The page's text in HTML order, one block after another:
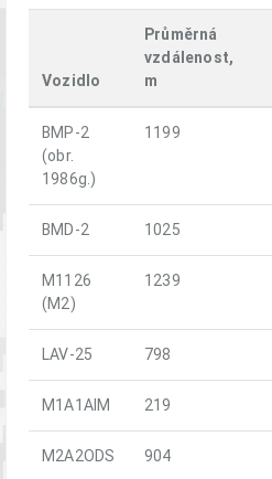
Vozidlo
Průměrná
vzdálenost,
m
BMP-2
(obr.
1986g.)
1199
BMD-2 1025
M1126
(M2)
1239
LAV-25 798
M1A1AIM 219
M2A2ODS 904